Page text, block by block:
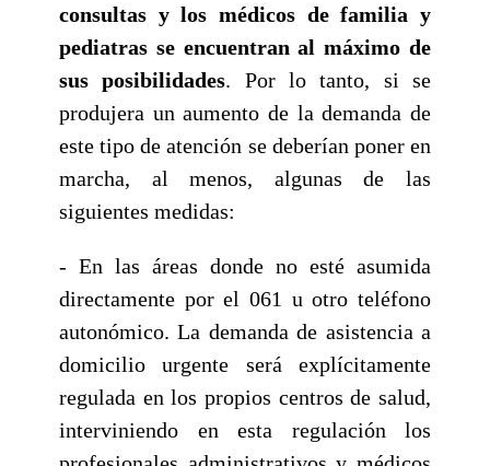
consultas y los médicos de familia y
pediatras se encuentran al máximo de
sus posibilidades. Por lo tanto, si se
produjera un aumento de la demanda de
este tipo de atención se deberían poner en
marcha, al menos, algunas de las
siguientes medidas:
- En las áreas donde no esté asumida
directamente por el 061 u otro teléfono
autonómico. La demanda de asistencia a
domicilio urgente será explícitamente
regulada en los propios centros de salud,
interviniendo en esta regulación los